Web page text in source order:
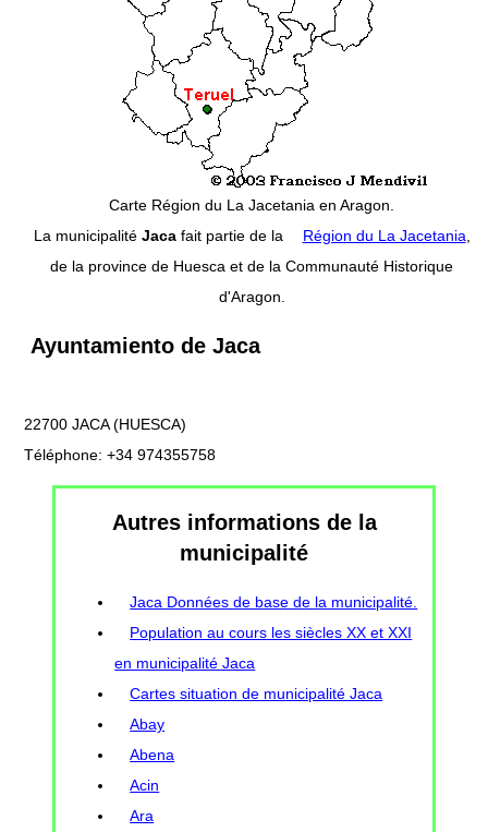
Carte Région du La Jacetania en Aragon.
La municipalité Jacafait partie de la Région du La Jacetania
de la province de Huesca et de la Communauté Historique
d'Aragon.
Ayuntamiento de Jaca
22700 JACA (HUESCA)
Téléphone: +34 974355758
Autres informations de la
municipalité
Jaca Données de base de la municipalité.
Population au cours les siècles XX et XXI
en municipalité Jaca
Cartes situation de municipalité Jaca
Abay
Abena
Acin
Ara